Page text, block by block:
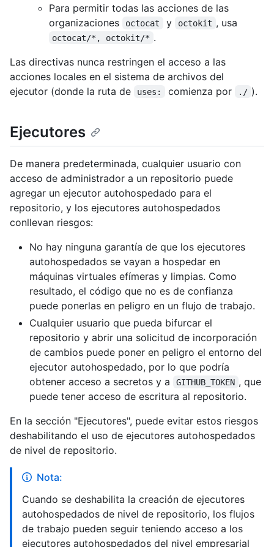
Para permitir todas las acciones de las
organizaciones
octocat y octokit , usa
octocat/*, octokit/* .
Las directivas nunca restringen el acceso a las
acciones locales en el sistema de archivos del
ejecutor (donde la ruta de
uses: comienza por ./ ).
Ejecutores
De manera predeterminada, cualquier usuario con
acceso de administrador a un repositorio puede
agregar un ejecutor autohospedado para el
repositorio, y los ejecutores autohospedados
conllevan riesgos:
No hay ninguna garantía de que los ejecutores
autohospedados se vayan a hospedar en
máquinas virtuales efímeras y limpias. Como
resultado, el código que no es de confianza
puede ponerlas en peligro en un flujo de trabajo.
Cualquier usuario que pueda bifurcar el
repositorio y abrir una solicitud de incorporación
de cambios puede poner en peligro el entorno del
ejecutor autohospedado, por lo que podría
obtener acceso a secretos y a
GITHUB_TOKEN , que
puede tener acceso de escritura al repositorio.
En la sección "Ejecutores", puede evitar estos riesgos
deshabilitando el uso de ejecutores autohospedados
de nivel de repositorio.
Nota:
Cuando se deshabilita la creación de ejecutores
autohospedados de nivel de repositorio, los flujos
de trabajo pueden seguir teniendo acceso a los
ejecutores autohospedados del nivel empresarial